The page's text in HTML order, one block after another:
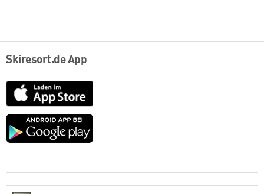
Skiresort.de App
App
Store
Google